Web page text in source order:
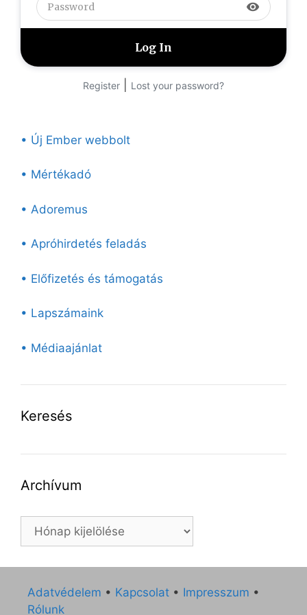
visibility
Register Lost your password?
• Új Ember webbolt
• Mértékadó
• Adoremus
• Apróhirdetés feladás
• Előfizetés és támogatás
• Lapszámaink
• Médiaajánlat
Keresés
Archívum
Archívum
Adatvédelem • Kapcsolat • Impresszum •
Rólunk